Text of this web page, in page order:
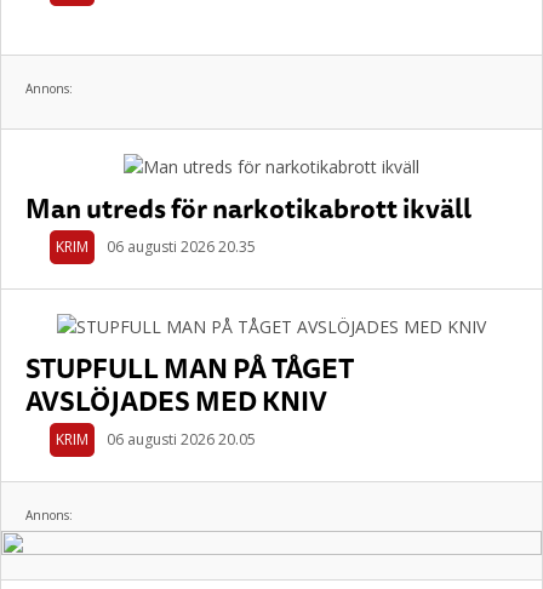
Annons:
Man utreds för narkotikabrott ikväll
KRIM 06 augusti 2026 20.35
STUPFULL MAN PÅ TÅGET
AVSLÖJADES MED KNIV
KRIM 06 augusti 2026 20.05
Annons: